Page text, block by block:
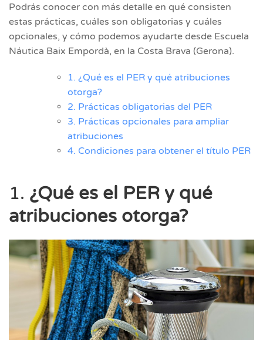
Podrás conocer con más detalle en qué consisten
estas prácticas, cuáles son obligatorias y cuáles
opcionales, y cómo podemos ayudarte desde Escuela
Náutica Baix Empordà, en la Costa Brava (Gerona).
1. ¿Qué es el PER y qué atribuciones
otorga?
2. Prácticas obligatorias del PER
3. Prácticas opcionales para ampliar
atribuciones
4. Condiciones para obtener el título PER
1. ¿Qué es el PER y qué
atribuciones otorga?